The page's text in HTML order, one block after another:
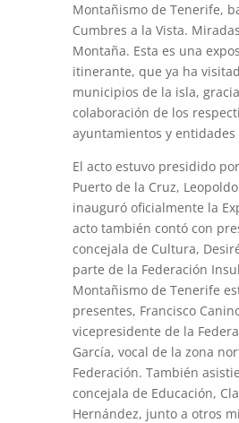
Montañismo de Tenerife,
Cumbres a la Vista.
Montaña. Esta es una
itinerante, que ya ha
municipios de la isla,
colaboración de los
ayuntamientos y entidades
El acto estuvo presidido
Puerto de la Cruz,
inauguró oficialmente la
acto también contó con
concejala de Cultura,
parte de la Federación
Montañismo de Tenerife
presentes, Francisco
vicepresidente de la
García, vocal de la zona
Federación. También
concejala de Educación,
Hernández, junto a otros